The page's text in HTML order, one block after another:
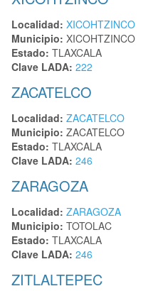
Localidad: XICOHTZINCO
Municipio: XICOHTZINCO
Estado: TLAXCALA
Clave LADA: 222
ZACATELCO
Localidad: ZACATELCO
Municipio: ZACATELCO
Estado: TLAXCALA
Clave LADA: 246
ZARAGOZA
Localidad: ZARAGOZA
Municipio: TOTOLAC
Estado: TLAXCALA
Clave LADA: 246
ZITLALTEPEC